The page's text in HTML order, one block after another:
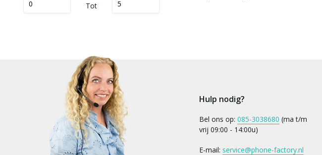
Tot
Hulp nodig?
Bel ons op: 085-3038680 (ma t/m
vrij 09:00 - 14:00u)
E-mail: service@phone-factory.nl